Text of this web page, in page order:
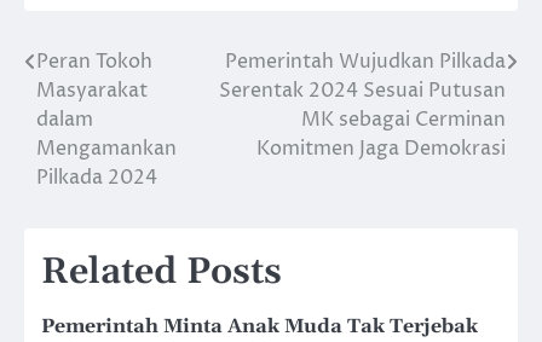
Post
navigation
Peran Tokoh
Masyarakat
dalam
Mengamankan
Pilkada 2024
Pemerintah Wujudkan Pilkada
Serentak 2024 Sesuai Putusan
MK sebagai Cerminan
Komitmen Jaga Demokrasi
Related Posts
Pemerintah Minta Anak Muda Tak Terjebak